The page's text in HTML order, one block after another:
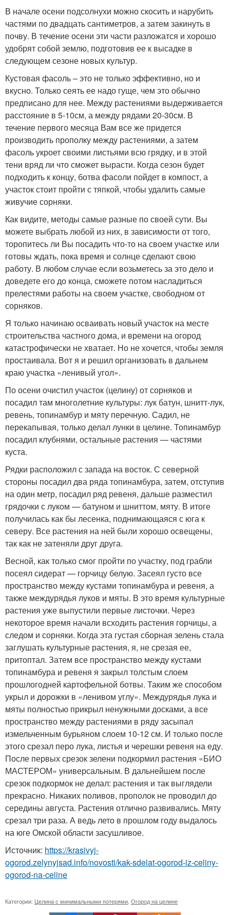
В начале осени подсолнухи можно скосить и нарубить
частями по двадцать сантиметров, а затем закинуть в
почву. В течение осени эти части разложатся и хорошо
удобрят собой землю, подготовив ее к высадке в
следующем сезоне новых культур.
Кустовая фасоль – это не только эффективно, но и
вкусно. Только сеять ее надо гуще, чем это обычно
предписано для нее. Между растениями выдерживается
расстояние в 5-10см, а между рядами 20-30см. В
течение первого месяца Вам все же придется
производить прополку между растениями, а затем
фасоль укроет своими листьями всю грядку, и в этой
тени вряд ли что сможет вырасти. Когда сезон будет
подходить к концу, ботва фасоли пойдет в компост, а
участок стоит пройти с тяпкой, чтобы удалить самые
живучие сорняки.
Как видите, методы самые разные по своей сути. Вы
можете выбрать любой из них, в зависимости от того,
торопитесь ли Вы посадить что-то на своем участке или
готовы ждать, пока время и солнце сделают свою
работу. В любом случае если возьметесь за это дело и
доведете его до конца, сможете потом насладиться
прелестями работы на своем участке, свободном от
сорняков.
Я только начинаю осваивать новый участок на месте
строительства частного дома, и времени на огород
катастрофически не хватает. Но не хочется, чтобы земля
простаивала. Вот я и решил организовать в дальнем
краю участка «ленивый угол».
По осени очистил участок (целину) от сорняков и
посадил там многолетние культуры: лук батун, шнитт-лук,
ревень, топинамбур и мяту перечную. Садил, не
перекапывая, только делал лунки в целине. Топинамбур
посадил клубнями, остальные растения — частями
куста.
Рядки расположил с запада на восток. С северной
стороны посадил два ряда топинамбура, затем, отступив
на один метр, посадил ряд ревеня, дальше разместил
грядочки с луком — батуном и шниттом, мяту. В итоге
получилась как бы лесенка, поднимающаяся с юга к
северу. Все растения на ней были хорошо освещены,
так как не затеняли друг друга.
Весной, как только смог пройти по участку, под грабли
посеял сидерат — горчицу белую. Засеял густо все
пространство между кустами топинамбура и ревеня, а
также междурядья луков и мяты. В это время культурные
растения уже выпустили первые листочки. Через
некоторое время начали всходить растения горчицы, а
следом и сорняки. Когда эта густая сборная зелень стала
заглушать культурные растения, я, не срезая ее,
притоптал. Затем все пространство между кустами
топинамбура и ревеня я закрыл толстым слоем
прошлогодней картофельной ботвы. Таким же способом
укрыл и дорожки в «ленивом углу». Междурядья лука и
мяты полностью прикрыл ненужными досками, а все
пространство между растениями в ряду засыпал
измельченным бурьяном слоем 10-12 см. И только после
этого срезал перо лука, листья и черешки ревеня на еду.
После первых срезок зелени подкормил растения «БИО
МАСТЕРОМ» универсальным. В дальнейшем после
срезок подкормок не делал: растения и так выглядели
прекрасно. Никаких поливов, прополок не проводил до
середины августа. Растения отлично развивались. Мяту
срезал три раза. А ведь лето в прошлом году выдалось
на юге Омской области засушливое.
Источник: https://krasivyj-
ogorod.zelynyjsad.info/novosti/kak-sdelat-ogorod-iz-celiny-
ogorod-na-celine
Категории: Целина с минимальными потерями Огород на целине